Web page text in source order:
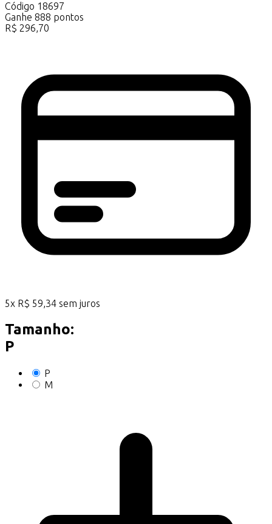
Código 18697
Ganhe 888 pontos
R$ 296,70
5x R$ 59,34 sem juros
Tamanho:
P
P
M